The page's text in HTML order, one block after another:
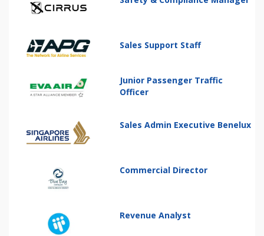
Sales Support Staff
Junior Passenger Traffic
Officer
Sales Admin Executive Benelux
Commercial Director
Revenue Analyst